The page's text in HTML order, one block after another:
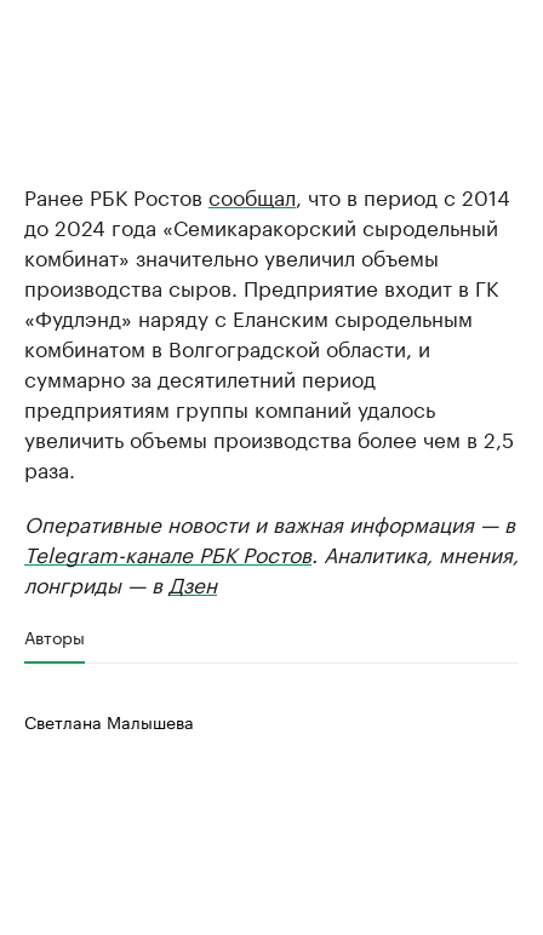
Ранее РБК Ростов сообщал , что в период с 2014
до 2024 года «Семикаракорский сыродельный
комбинат» значительно увеличил объемы
производства сыров. Предприятие входит в ГК
«Фудлэнд» наряду с Еланским сыродельным
комбинатом в Волгоградской области, и
суммарно за десятилетний период
предприятиям группы компаний удалось
увеличить объемы производства более чем в 2,5
раза.
Оперативные новости и важная информация — в
Telegram-канале РБК Ростов. Аналитика, мнения,
лонгриды — в Дзен
Авторы
Светлана Малышева